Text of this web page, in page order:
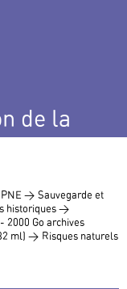
de la
PNE > Sauvegarde et
historiques >
2000 Go archives
ml) > Risques naturels